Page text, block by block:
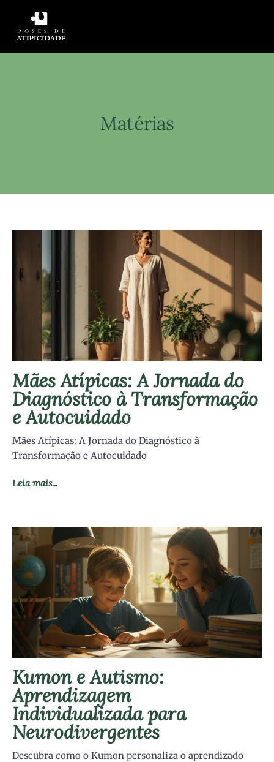
Matérias
Mães Atípicas: A Jornada do
Diagnóstico à Transformação
e Autocuidado
Mães Atípicas: A Jornada do Diagnóstico à
Transformação e Autocuidado
Leia mais...
Kumon e Autismo:
Aprendizagem
Individualizada para
Neurodivergentes
Descubra como o Kumon personaliza o aprendizado